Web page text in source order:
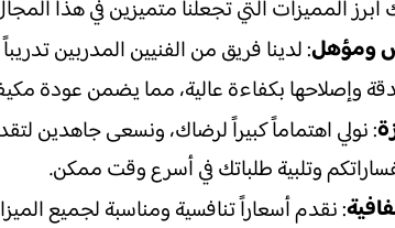
المميزات التي تجعلنا متميزين في هذا
ومؤهل: لدينا فريق من الفنيين المدربين
وإصلاحها بكفاءة عالية، مما يضمن عودة
: نولي اهتماماً كبيراً لرضاك، ونسعى جاهدين
وتلبية طلباتك في أسرع وقت ممكن.
: نقدم أسعاراً تنافسية ومناسبة لجميع